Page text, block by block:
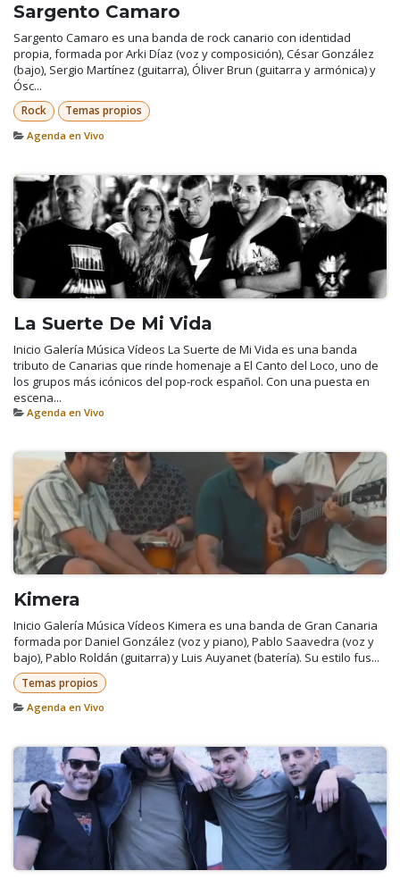
Sargento Camaro
Sargento Camaro es una banda de rock canario con identidad
propia, formada por Arki Díaz (voz y composición), César González
(bajo), Sergio Martínez (guitarra), Óliver Brun (guitarra y armónica) y
Ósc...
Rock Temas propios
Agenda en Vivo
La Suerte De Mi Vida
Inicio Galería Música Vídeos La Suerte de Mi Vida es una banda
tributo de Canarias que rinde homenaje a El Canto del Loco, uno de
los grupos más icónicos del pop-rock español. Con una puesta en
escena...
Agenda en Vivo
Kimera
Inicio Galería Música Vídeos Kimera es una banda de Gran Canaria
formada por Daniel González (voz y piano), Pablo Saavedra (voz y
bajo), Pablo Roldán (guitarra) y Luis Auyanet (batería). Su estilo fus...
Temas propios
Agenda en Vivo